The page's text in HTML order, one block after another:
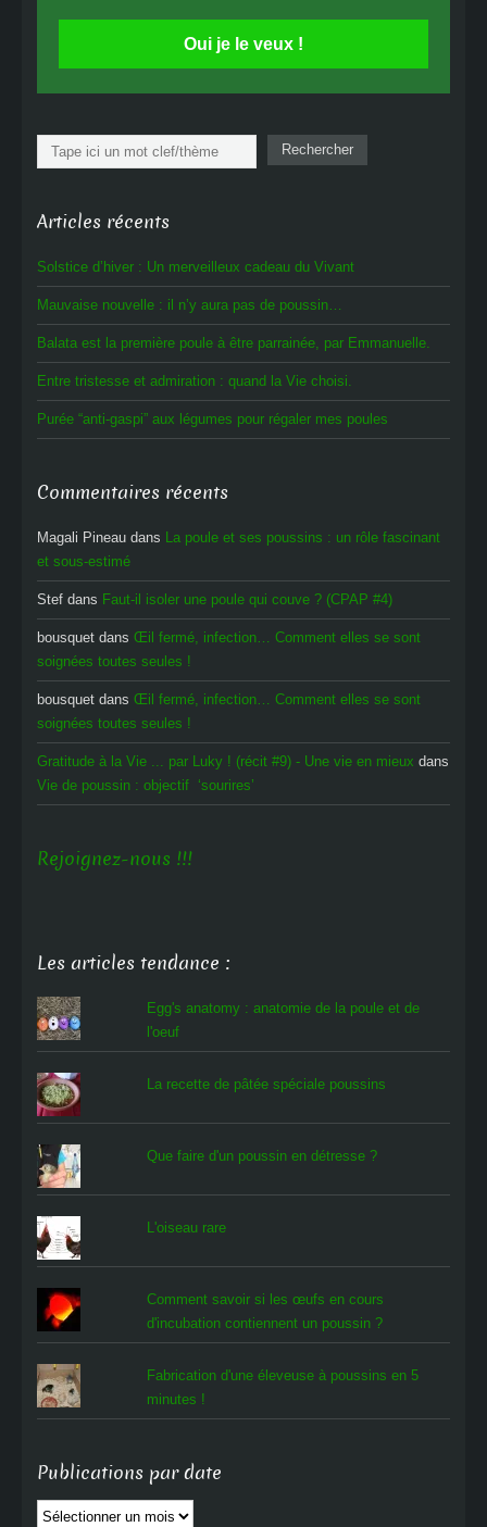
Oui je le veux !
Rechercher Rechercher
Articles récents
Solstice d’hiver : Un merveilleux cadeau du Vivant
Mauvaise nouvelle : il n’y aura pas de poussin…
Balata est la première poule à être parrainée, par Emmanuelle.
Entre tristesse et admiration : quand la Vie choisi.
Purée “anti-gaspi” aux légumes pour régaler mes poules
Commentaires récents
Magali Pineau dans La poule et ses poussins : un rôle fascinant
et sous-estimé
Stef dans Faut-il isoler une poule qui couve ? (CPAP #4)
bousquet dans Œil fermé, infection… Comment elles se sont
soignées toutes seules !
bousquet dans Œil fermé, infection… Comment elles se sont
soignées toutes seules !
Gratitude à la Vie ... par Luky ! (récit #9) - Une vie en mieux dans
Vie de poussin : objectif ‘sourires’
Rejoignez-nous !!!
Les articles tendance :
Egg's anatomy : anatomie de la poule et de
l'oeuf
La recette de pâtée spéciale poussins
Que faire d'un poussin en détresse ?
L'oiseau rare
Comment savoir si les œufs en cours
d'incubation contiennent un poussin ?
Fabrication d'une éleveuse à poussins en 5
minutes !
Publications par date
Publications